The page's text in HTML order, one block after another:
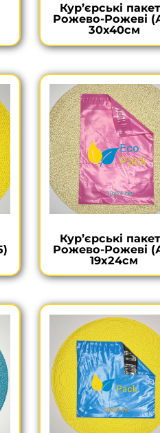
Кур’єрські
Рожево-Рожеві
30х40см
Кур’єрські
Рожево-Рожеві
19х24см